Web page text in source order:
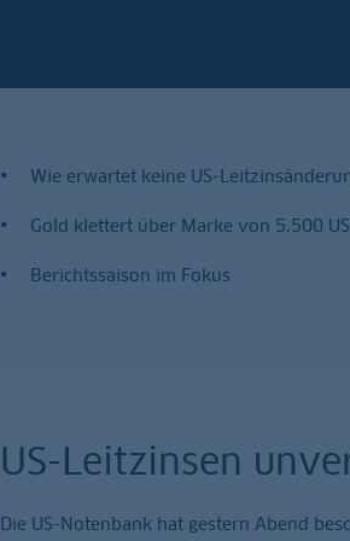
Wie erwartet keine US-
Gold klettert über Marke von 5.500
Berichtssaison im Fokus
US-Leitzinsen
Die US-Notenbank hat gestern Abend